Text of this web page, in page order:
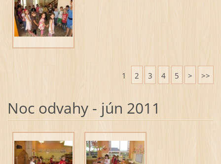
1 2 3 4 5 > >>
Noc odvahy - jún 2011